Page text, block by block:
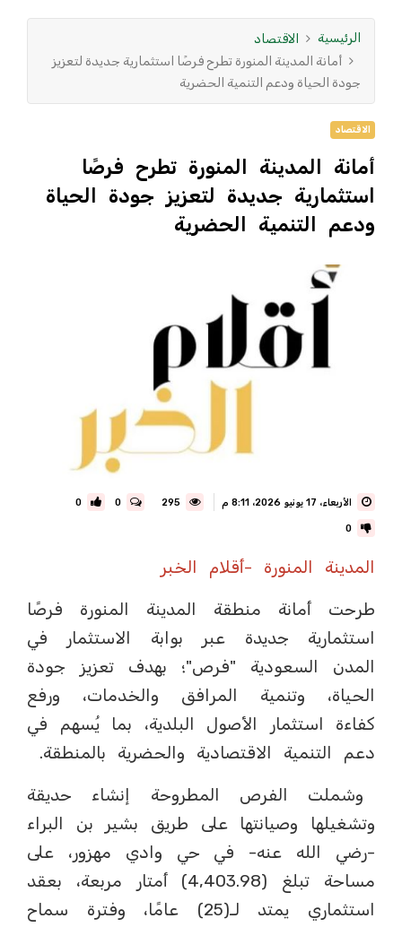
الرئيسية
الاقتصاد
أمانة المدينة المنورة تطرح فرصًا استثمارية جديدة لتعزيز
جودة الحياة ودعم التنمية الحضرية
الاقتصاد
أمانة المدينة المنورة تطرح فرصًا
استثمارية جديدة لتعزيز جودة الحياة
ودعم التنمية الحضرية
الأربعاء، 17 يونيو 2026، 8:11 م 0
0
0
المدينة المنورة -أقلام الخبر
طرحت أمانة منطقة المدينة المنورة فرصًا
استثمارية جديدة عبر بوابة الاستثمار في
المدن السعودية "فرص"؛ بهدف تعزيز جودة
الحياة، وتنمية المرافق والخدمات، ورفع
كفاءة استثمار الأصول البلدية، بما يُسهم في
دعم التنمية الاقتصادية والحضرية بالمنطقة.
وشملت الفرص المطروحة إنشاء حديقة
وتشغيلها وصيانتها على طريق بشير بن البراء
-رضي الله عنه- في حي وادي مهزور، على
مساحة تبلغ (4,403.98) أمتار مربعة، بعقد
استثماري يمتد لـ(25) عامًا، وفترة سماح